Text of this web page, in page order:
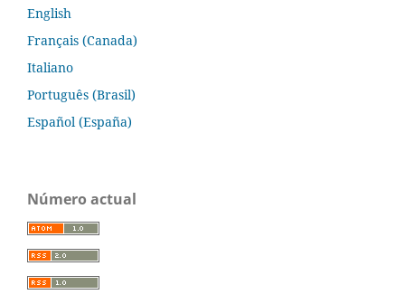
English
Français (Canada)
Italiano
Português (Brasil)
Español (España)
Número actual